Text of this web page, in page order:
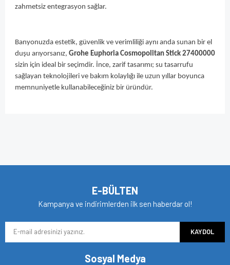
zahmetsiz entegrasyon sağlar.
Banyonuzda estetik, güvenlik ve verimliliği aynı anda sunan bir el
duşu arıyorsanız, Grohe Euphoria Cosmopolitan Stick 27400000
sizin için ideal bir seçimdir. İnce, zarif tasarımı; su tasarrufu
sağlayan teknolojileri ve bakım kolaylığı ile uzun yıllar boyunca
memnuniyetle kullanabileceğiniz bir üründür.
Ürün resmi kalitesiz, bozuk veya görüntülenemiyor.
Ürün açıklamasında eksik bilgiler bulunuyor.
Ürün fiyatı diğer sitelerden daha pahalı.
E-BÜLTEN
Kampanya ve indirimlerden ilk sen haberdar ol!
KAYDOL
Sosyal Medya